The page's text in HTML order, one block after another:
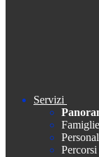
Servizi